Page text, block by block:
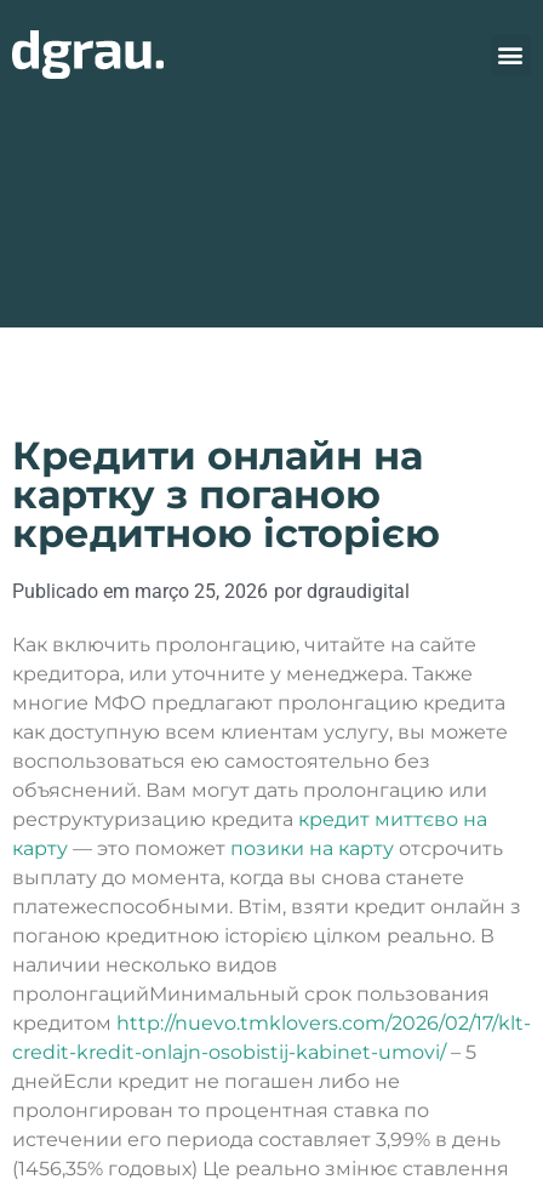
Кредити онлайн на
картку з поганою
кредитною історією
Publicado em março 25, 2026 pordgraudigital
Как включить пролонгацию, читайте на сайте
кредитора, или уточните у менеджера. Также
многие МФО предлагают пролонгацию кредита
как доступную всем клиентам услугу, вы можете
воспользоваться ею самостоятельно без
объяснений. Вам могут дать пролонгацию или
реструктуризацию кредита кредит миттєво на
карту — это поможет позики на карту отсрочить
выплату до момента, когда вы снова станете
платежеспособными. Втім, взяти кредит онлайн з
поганою кредитною історією цілком реально. В
наличии несколько видов
пролонгацийМинимальный срок пользования
кредитом http://nuevo.tmklovers.com/2026/02/17/klt-
credit-kredit-onlajn-osobistij-kabinet-umovi/– 5
днейЕсли кредит не погашен либо не
пролонгирован то процентная ставка по
истечении его периода составляет 3,99% в день
(1456,35% годовых) Це реально змінює ставлення